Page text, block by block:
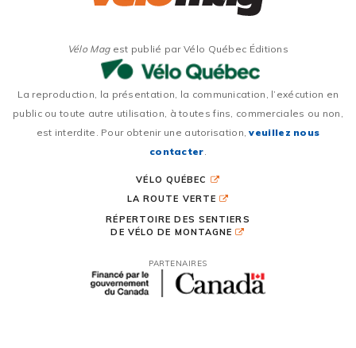
Vélo Magest publié par Vélo Québec Éditions
La reproduction, la présentation, la communication, l’exécution en
public ou toute autre utilisation, à toutes fins, commerciales ou non,
est interdite. Pour obtenir une autorisation,veuillez nous
contacter
VÉLO QUÉBEC
LA ROUTE VERTE
RÉPERTOIRE DES SENTIERS
DE VÉLO DE MONTAGNE
PARTENAIRES